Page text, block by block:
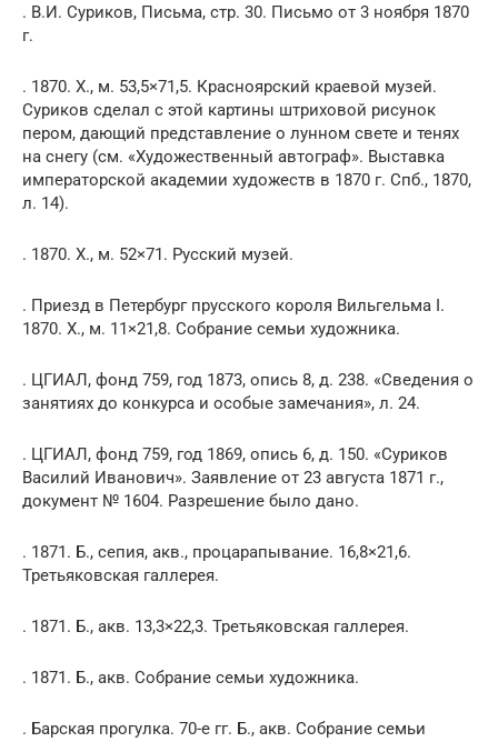
. В.И. Суриков, Письма, стр. 30. Письмо от 3 ноября 1870
г.
. 1870. Х., м. 53,5×71,5. Красноярский краевой музей.
Суриков сделал с этой картины штриховой рисунок
пером, дающий представление о лунном свете и тенях
на снегу (см. «Художественный автограф». Выставка
императорской академии художеств в 1870 г. Спб., 1870,
л. 14).
. 1870. Х., м. 52×71. Русский музей.
. Приезд в Петербург прусского короля Вильгельма I.
1870. Х., м. 11×21,8. Собрание семьи художника.
. ЦГИАЛ, фонд 759, год 1873, опись 8, д. 238. «Сведения о
занятиях до конкурса и особые замечания», л. 24.
. ЦГИАЛ, фонд 759, год 1869, опись 6, д. 150. «Суриков
Василий Иванович». Заявление от 23 августа 1871 г.,
документ № 1604. Разрешение было дано.
. 1871. Б., сепия, акв., процарапывание. 16,8×21,6.
Третьяковская галлерея.
. 1871. Б., акв. 13,3×22,3. Третьяковская галлерея.
. 1871. Б., акв. Собрание семьи художника.
. Барская прогулка. 70-е гг. Б., акв. Собрание семьи